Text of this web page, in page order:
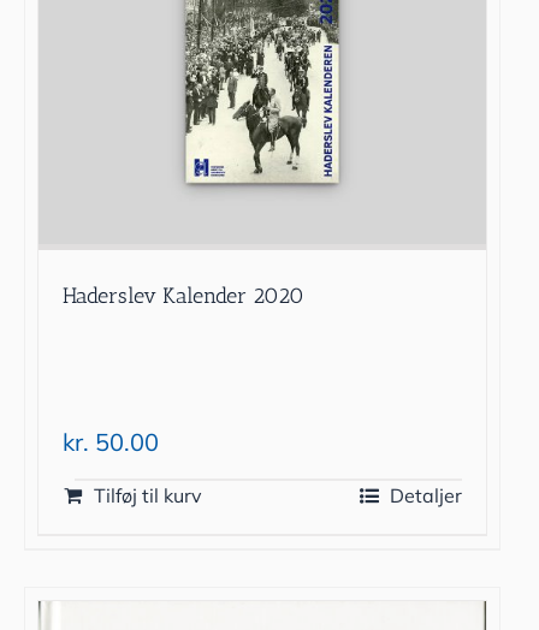
Haderslev Kalender 2020
kr. 50.00
Tilføj til kurv Detaljer